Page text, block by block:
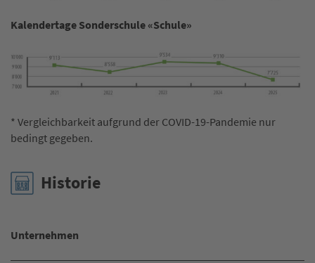
Kalendertage Sonderschule «Schule»
* Vergleichbarkeit aufgrund der COVID-19-Pandemie nur
bedingt gegeben.
Historie
Unternehmen